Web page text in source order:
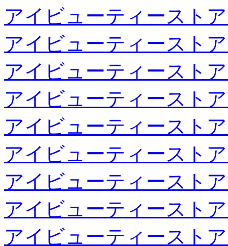
アイビューティースト
アイビューティースト
アイビューティースト
アイビューティースト
アイビューティースト
アイビューティースト
アイビューティースト
アイビューティースト
アイビューティースト